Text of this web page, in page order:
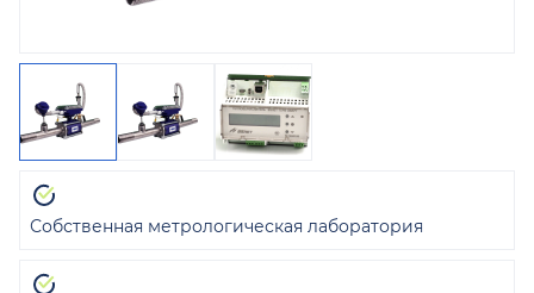
Собственная метрологическая лаборатория